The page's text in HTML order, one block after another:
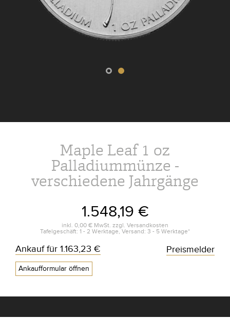
Maple Leaf 1 oz
Palladiummünze -
verschiedene Jahrgänge
1.548,19 €
inkl. 0,00 € MwSt. zzgl. Versandkosten
Tafelgeschäft: 1 - 2 Werktage, Versand: 3 - 5 Werktage*
Ankauf für 1.163,23 €
Ankaufformular öffnen
Preismelder